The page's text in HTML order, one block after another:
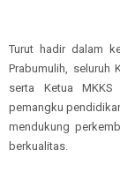
Turut hadir dalam
Prabumulih, seluruh
serta Ketua MKKS
pemangku
mendukung
berkualitas.